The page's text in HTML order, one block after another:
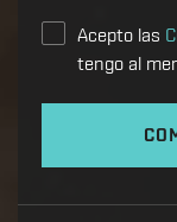
Acepto las
tengo al